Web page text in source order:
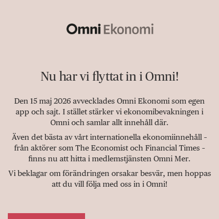
Nu har vi flyttat in i Omni!
Den 15 maj 2026 avvecklades Omni Ekonomi som egen
app och sajt. I stället stärker vi ekonomibevakningen i
Omni och samlar allt innehåll där.
Även det bästa av vårt internationella ekonomiinnehåll –
från aktörer som The Economist och Financial Times –
finns nu att hitta i medlemstjänsten Omni Mer.
Vi beklagar om förändringen orsakar besvär, men hoppas
att du vill följa med oss in i Omni!